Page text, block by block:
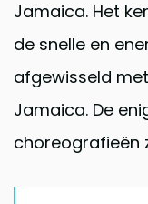
Jamaica. Het
de snelle en
afgewisseld
Jamaica. De
choreografieën